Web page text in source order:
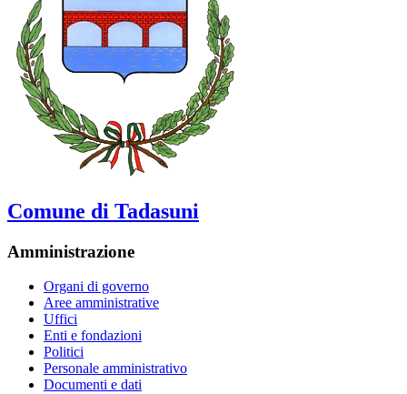
Comune di Tadasuni
Amministrazione
Organi di governo
Aree amministrative
Uffici
Enti e fondazioni
Politici
Personale amministrativo
Documenti e dati